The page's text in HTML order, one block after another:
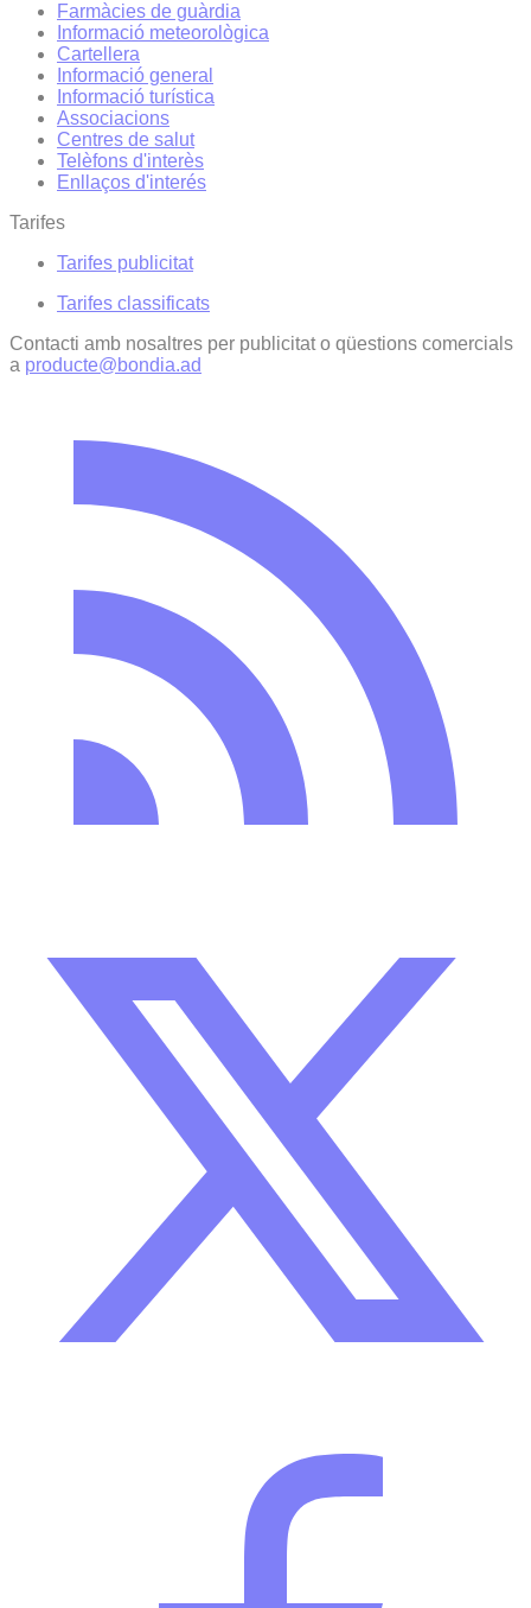
Farmàcies de guàrdia
Informació meteorològica
Cartellera
Informació general
Informació turística
Associacions
Centres de salut
Telèfons d'interès
Enllaços d'interés
Tarifes
Tarifes publicitat
Tarifes classificats
Contacti amb nosaltres per publicitat o qüestions comercials
a producte@bondia.ad